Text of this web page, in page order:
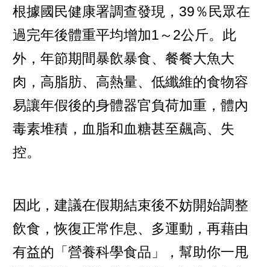
根據國民健康署調查發現，39％民眾在
過完年後體重平均增加1～2公斤。此
外，年節期間暴飲暴食、餐餐大魚大
肉，高脂肪、高熱量、低纖維的食物容
易讓年假後的身體器官負荷加重，體內
毒素堆積，血脂和血糖甚至飆高、失
控。
因此，建議在假期結束後不妨開始調整
飲食，恢復正常作息、多運動，再藉由
有益的「營養科學食品」，幫助你一甩